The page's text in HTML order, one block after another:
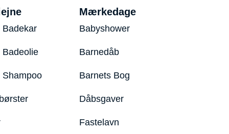
Badekar
Badeolie
Shampoo
Mærkedage
Babyshower
Barnedåb
Barnets Bog
Dåbsgaver
Fastelavn